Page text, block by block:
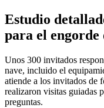
Estudio
para el engorde
Unos 300 invitados
nave, incluido el
atiende a los invitados de
realizaron visitas guiadas
preguntas.